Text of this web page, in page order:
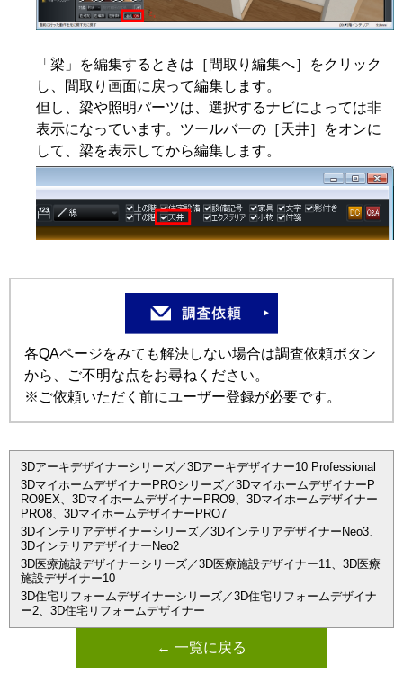
「梁」を編集するときは［間取り編集へ］をクリック
し、間取り画面に戻って編集します。
但し、梁や照明パーツは、選択するナビによっては非
表示になっています。ツールバーの［天井］をオンに
して、梁を表示してから編集します。
各QAページをみても解決しない場合は調査依頼ボタン
から、ご不明な点をお尋ねください。
※ご依頼いただく前にユーザー登録が必要です。
3Dアーキデザイナーシリーズ／3Dアーキデザイナー10 Professional
3DマイホームデザイナーPROシリーズ／3DマイホームデザイナーP
RO9EX、3DマイホームデザイナーPRO9、3Dマイホームデザイナー
PRO8、3DマイホームデザイナーPRO7
3Dインテリアデザイナーシリーズ／3DインテリアデザイナーNeo3、
3DインテリアデザイナーNeo2
3D医療施設デザイナーシリーズ／3D医療施設デザイナー11、3D医療
施設デザイナー10
3D住宅リフォームデザイナーシリーズ／3D住宅リフォームデザイナ
ー2、3D住宅リフォームデザイナー
← 一覧に戻る